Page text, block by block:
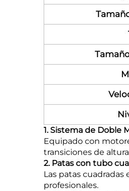
1. Sistema de Doble
Equipado con
transiciones de
2. Patas con tubo
Las patas
profesionales.